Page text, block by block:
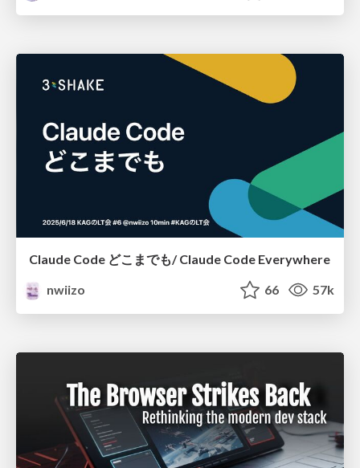
Claude Code どこまでも/ Claude Code Everywhere
nwiizo
66 57k